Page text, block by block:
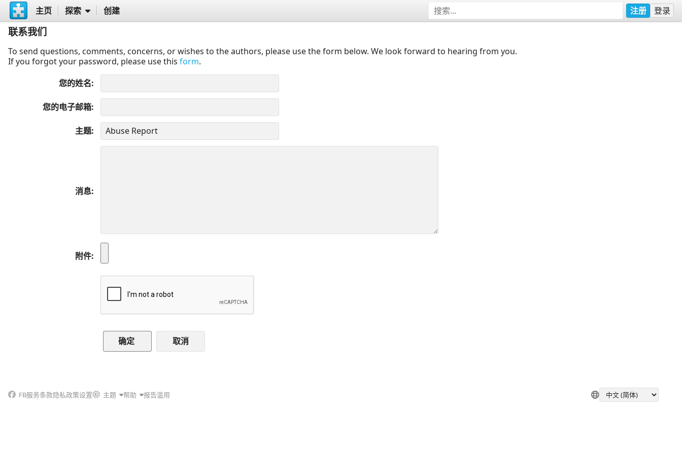
主页 探索 创建 注册 登录
联系我们
To send questions, comments, concerns, or wishes to the authors, please use the form below. We look forward to hearing from you.
If you forgot your password, please use this form.
您的姓名
您的电子邮箱
主题
消息
附件
取消
FB服务条款隐私政策设置 主题 帮助 报告滥用